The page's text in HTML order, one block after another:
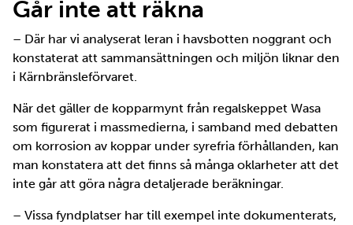
Går inte att räkna
– Där har vi analyserat leran i havsbotten noggrant och
konstaterat att sammansättningen och miljön liknar den
i Kärnbränsleförvaret.
När det gäller de kopparmynt från regalskeppet Wasa
som figurerat i massmedierna, i samband med debatten
om korrosion av koppar under syrefria förhållanden, kan
man konstatera att det finns så många oklarheter att det
inte går att göra några detaljerade beräkningar.
– Vissa fyndplatser har till exempel inte dokumenterats,